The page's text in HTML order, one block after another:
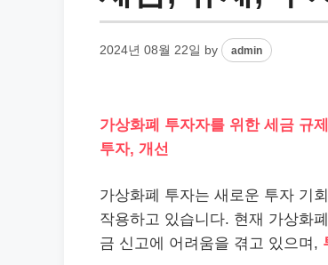
2024년 08월 22일 by admin
가상화폐 투자자를 위한 세금 규
투자, 개선
가상화폐 투자는 새로운 투자 기
작용하고 있습니다. 현재 가상화
금 신고에 어려움을 겪고 있으며,